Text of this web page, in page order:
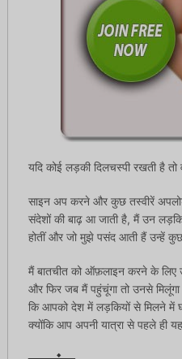
यदि कोई लड़की दिलचस्पी रखती है
साइन अप करने और कुछ तस्वीरें
संदेशों की बाढ़ आ जाती है, मैं उन
होतीं और जो मुझे पसंद आती हैं उन्हें
मैं बातचीत को ऑफ़लाइन करने के लिए
और फिर जब मैं पहुंचूंगा तो उनसे
कि आपको देश में लड़कियों से मिलने में
क्योंकि आप अपनी यात्रा से पहले ही